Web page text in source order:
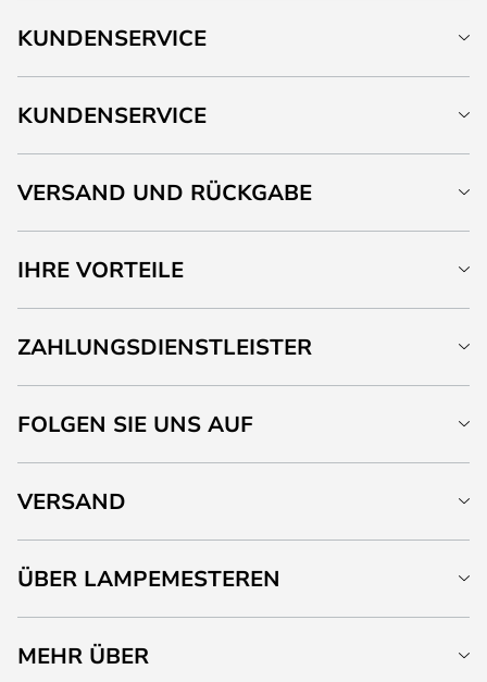
KUNDENSERVICE
KUNDENSERVICE
VERSAND UND RÜCKGABE
IHRE VORTEILE
ZAHLUNGSDIENSTLEISTER
FOLGEN SIE UNS AUF
VERSAND
ÜBER LAMPEMESTEREN
MEHR ÜBER